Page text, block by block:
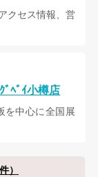
クセス情報、営
ﾞﾍﾞｲ小樽店
を中心に全国展
）